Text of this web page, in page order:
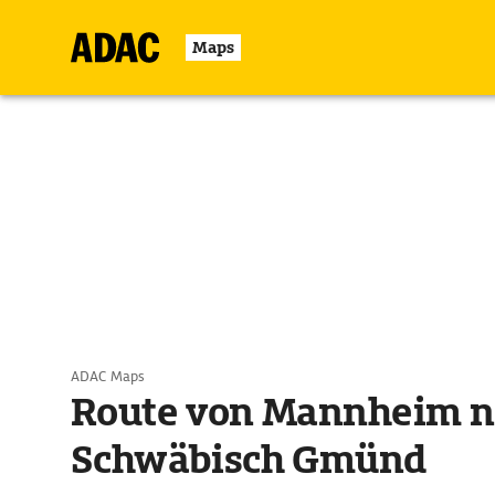
Maps
ADAC Maps
Route von Mannheim
Schwäbisch Gmünd